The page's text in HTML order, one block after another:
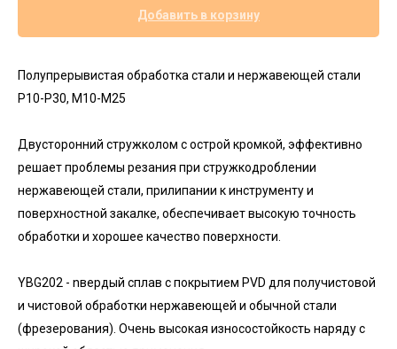
Добавить в корзину
Полупрерывистая обработка стали и нержавеющей стали
P10-P30, M10-М25
Двусторонний стружколом с острой кромкой, эффективно
решает проблемы резания при стружкодроблении
нержавеющей стали, прилипании к инструменту и
поверхностной закалке, обеспечивает высокую точность
обработки и хорошее качество поверхности.
YBG202 - nвердый сплав с покрытием PVD для получистовой
и чистовой обработки нержавеющей и обычной стали
(фрезерования). Очень высокая износостойкость наряду с